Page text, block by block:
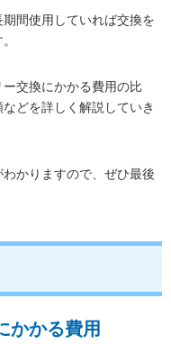
間使用していれば交換を
交換にかかる費用の比
どを詳しく解説していき
かりますので、ぜひ最後
かかる費用